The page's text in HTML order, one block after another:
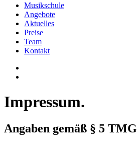
Musikschule
Angebote
Aktuelles
Preise
Team
Kontakt
Impressum.
Angaben gemäß § 5 TMG